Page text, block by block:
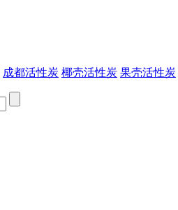
成都活性炭 椰壳活性炭 果壳活性炭